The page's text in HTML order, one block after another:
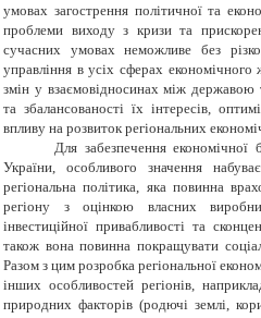
умовах загострення політичної та
проблеми виходу з кризи та
сучасних умовах неможливе без
управління в усіх сферах
змін у взаємовідносинах між державою
та збалансованості їх інтересів,
впливу на розвиток регіональних
Для забезпечення економічної
України, особливого значення
регіональна політика, яка повинна
регіону з оцінкою власних
інвестиційної привабливості та
також вона повинна покращувати
Разом з цим розробка регіональної
інших особливостей регіонів,
природних факторів (родючі землі,